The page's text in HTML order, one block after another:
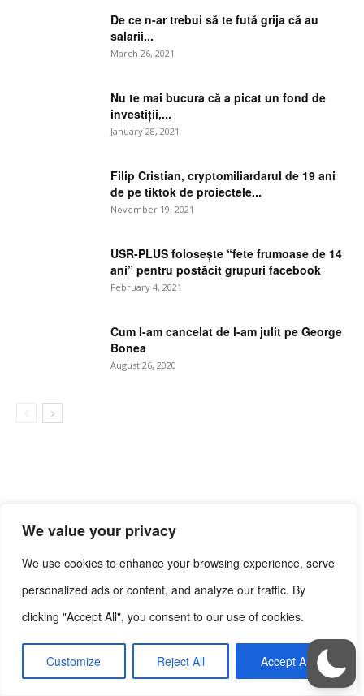
We value your privacy
We use cookies to enhance your browsing experience, serve
personalized ads or content, and analyze our traffic. By
clicking "Accept All", you consent to our use of cookies.
Customize Reject All Accept All
De ce n-ar trebui să te fută grija că au
salarii...
March 26, 2021
Nu te mai bucura că a picat un fond de
investiții,...
January 28, 2021
Filip Cristian, cryptomiliardarul de 19 ani
de pe tiktok de proiectele...
November 19, 2021
USR-PLUS folosește “fete frumoase de 14
ani” pentru postăcit grupuri facebook
February 4, 2021
Cum l-am cancelat de l-am julit pe George
Bonea
August 26, 2020